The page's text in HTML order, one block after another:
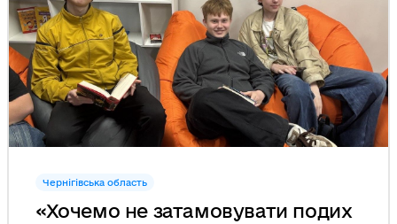
Чернігівська область
«Хочемо не затамовувати подих